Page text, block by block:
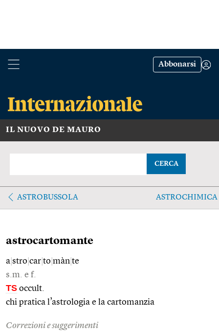
Abbonarsi
IL NUOVO DE MAURO
CERCA
ASTROBUSSOLA ASTROCHIMICA
astrocartomante
a stro car to màn te
s.m. e f.
TS occult.
chi pratica l’astrologia e la cartomanzia
Correzioni e suggerimenti